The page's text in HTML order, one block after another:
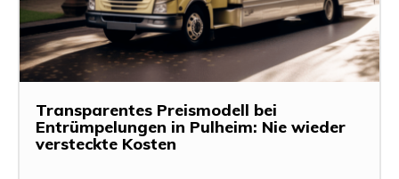
Transparentes Preismodell bei
Entrümpelungen in Pulheim: Nie wieder
versteckte Kosten